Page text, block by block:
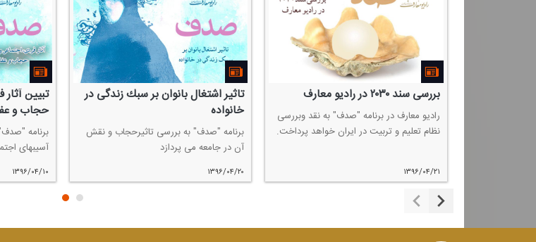
بررسی سند ۲۰۳۰ در رادیو معارف
رادیو معارف در برنامه "صدف" به نقد وبررسی
نظام تعلیم و تربیت در ایران خواهد پرداخت.
۱۳۹۶/۰۴/۲۱
تاثیر اشتغال بانوان بر سبك زندگی در
خانواده
برنامه "صدف" به بررسی تاثیرحجاب و نقش
آن در جامعه می پردازد
۱۳۹۶/۰۴/۲۰
تبیین
حجاب و
برنامه
آسیبهای
۱۳۹۶/۰۴/۱۰